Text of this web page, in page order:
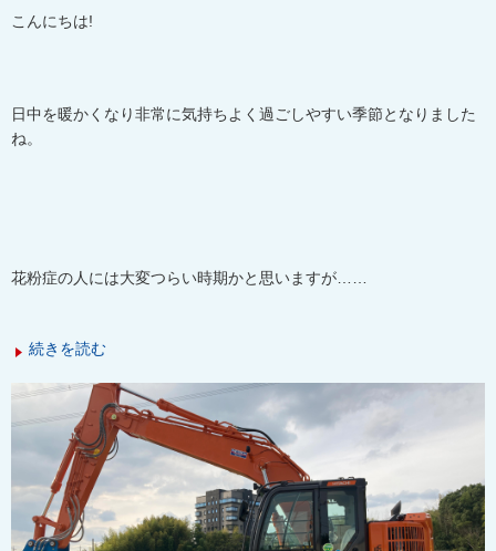
こんにちは!
日中を暖かくなり非常に気持ちよく過ごしやすい季節となりました
ね。
花粉症の人には大変つらい時期かと思いますが……
続きを読む